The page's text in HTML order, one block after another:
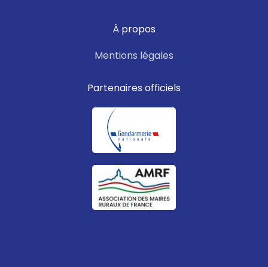
À propos
Mentions légales
Partenaires officiels